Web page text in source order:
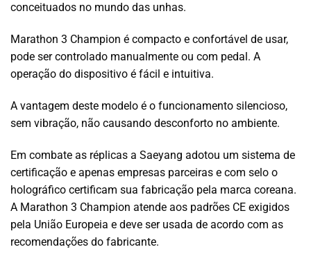
conceituados no mundo das unhas.
Marathon 3 Champion é compacto e confortável de usar,
pode ser controlado manualmente ou com pedal. A
operação do dispositivo é fácil e intuitiva.
A vantagem deste modelo é o funcionamento silencioso,
sem vibração, não causando desconforto no ambiente.
Em combate as réplicas a Saeyang adotou um sistema de
certificação e apenas empresas parceiras e com selo o
holográfico certificam sua fabricação pela marca coreana.
A Marathon 3 Champion atende aos padrões CE exigidos
pela União Europeia e deve ser usada de acordo com as
recomendações do fabricante.